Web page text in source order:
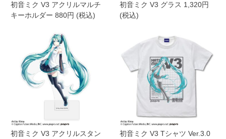
初音ミク V3 アクリルマルチ
キーホルダー 880円 (税込)
初音ミク V3 グラス 1,320円
(税込)
初音ミク V3 アクリルスタン
初音ミク V3 Tシャツ Ver.3.0